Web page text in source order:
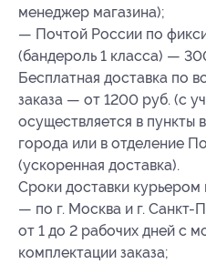
менеджер магазина);
— Почтой России по
(бандероль 1 класса) —
Бесплатная доставка по
заказа — от 1200 руб. (с
осуществляется в пункты
города или в отделение
(ускоренная доставка).
Сроки доставки курьером
— по г. Москва и г. Санкт-
от 1 до 2 рабочих дней с
комплектации заказа;